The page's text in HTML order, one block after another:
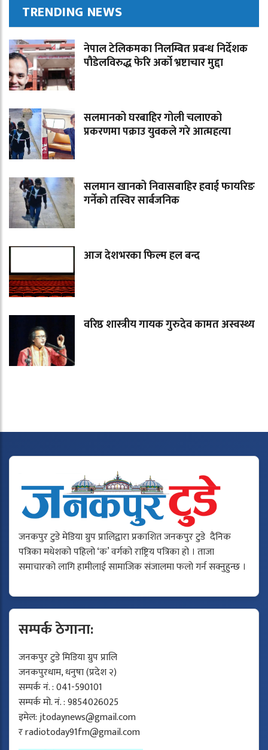
TRENDING NEWS
नेपाल टेलिकमका निलम्बित प्रबन्ध निर्देशक
पौडेलविरुद्ध फेरि अर्को भ्रष्टाचार मुद्दा
सलमानको घरबाहिर गोली चलाएको
प्रकरणमा पक्राउ युवकले गरे आत्महत्या
सलमान खानको निवासबाहिर हवाई फायरिङ
गर्नेको तस्विर सार्बजनिक
आज देशभरका फिल्म हल बन्द
वरिष्ठ शास्त्रीय गायक गुरुदेव कामत अस्वस्थ्य
जनकपुर टुडे मेडिया ग्रुप प्रालिद्वारा प्रकाशित जनकपुर टुडे दैनिक
पत्रिका मधेशको पहिलो ‘क’ वर्गको राष्ट्रिय पत्रिका हो । ताजा
समाचारको लागि हामीलाई सामाजिक संजालमा फलो गर्न सक्नुहुन्छ ।
सम्पर्क ठेगाना:
जनकपुर टुडे मिडिया ग्रुप प्रालि
जनकपुरधाम, धनुषा (प्रदेश २)
सम्पर्क नं. : 041-590101
सम्पर्क मो. नं. : 9854026025
इमेल:jtodaynews@gmail.com
रradiotoday91fm@gmail.com